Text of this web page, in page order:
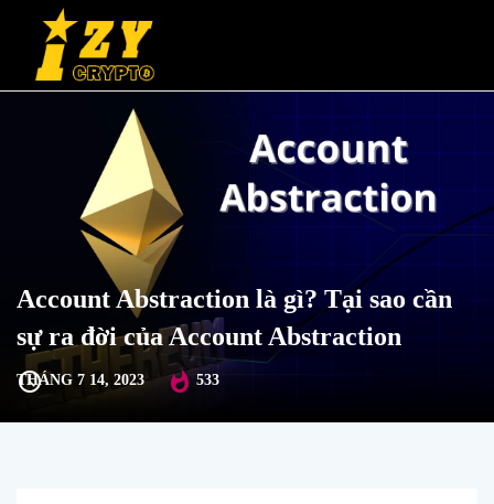
Account Abstraction là gì? Tại sao cần
sự ra đời của Account Abstraction
THÁNG 7 14, 2023 533